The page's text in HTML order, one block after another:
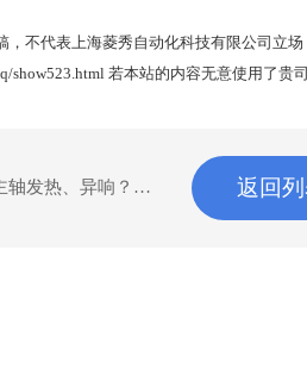
，不代表上海菱秀自动化科技有限公司立
show523.html 若本站的内容无意使用了贵
轴发热、异响？精 返回